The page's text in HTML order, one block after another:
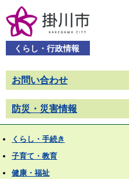
くらし・行政情報
お問い合わせ
防災・災害情報
くらし・手続き
子育て・教育
健康・福祉